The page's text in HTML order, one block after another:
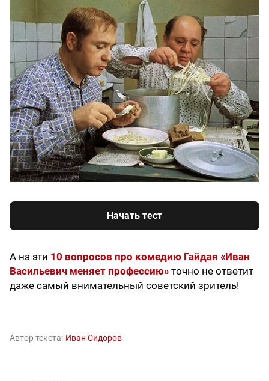
Начать тест
А на эти 10 вопросов про комедию Гайдая «Иван
Васильевич меняет профессию» точно не ответит
даже самый внимательный советский зритель!
Автор текста: Иван Сидоров